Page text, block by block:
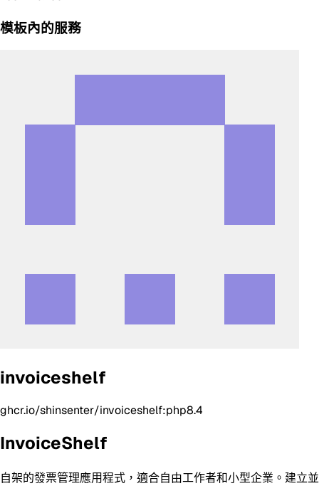
模板內的服務
invoiceshelf
ghcr.io/shinsenter/invoiceshelf:php8.4
InvoiceShelf
自架的發票管理應用程式，適合自由工作者和小型企業。建立並